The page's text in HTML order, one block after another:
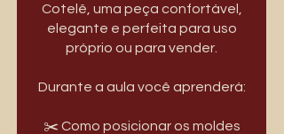
Cotelê, uma peça confortável,
elegante e perfeita para uso
próprio ou para vender.
Durante a aula você aprenderá:
✂️ Como posicionar os moldes